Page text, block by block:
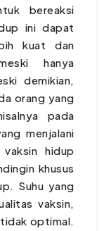
bereaksi
ini dapat
kuat dan
hanya
demikian,
orang yang
pada
menjalani
hidup
khusus
Suhu yang
vaksin,
optimal.